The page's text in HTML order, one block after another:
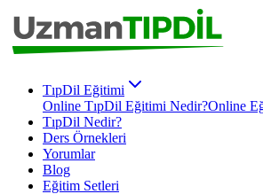
TıpDil Eğitimi
Online TıpDil Eğitimi Nedir?Online
TıpDil Nedir?
Ders Örnekleri
Yorumlar
Blog
Eğitim Setleri